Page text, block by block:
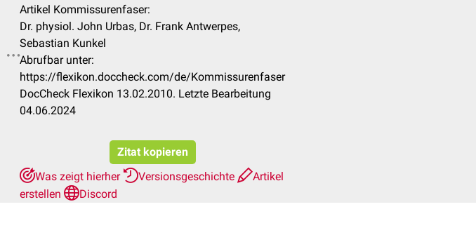
Artikel Kommissurenfaser:
Dr. physiol. John Urbas, Dr. Frank Antwerpes,
Sebastian Kunkel
Abrufbar unter:
https://flexikon.doccheck.com/de/Kommissurenfaser
DocCheck Flexikon 13.02.2010. Letzte Bearbeitung
04.06.2024
Zitat kopieren
Was zeigt hierher
Versionsgeschichte
Artikel
erstellen
Discord